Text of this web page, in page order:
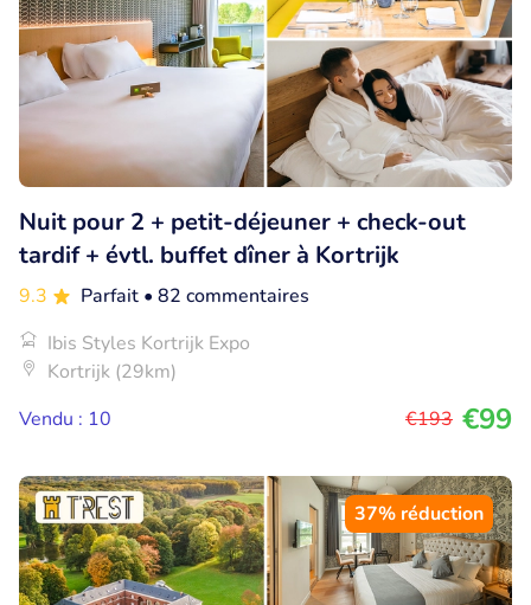
Nuit pour 2 + petit-déjeuner + check-out
tardif + évtl. buffet dîner à Kortrijk
9.3 Parfait • 82 commentaires
Ibis Styles Kortrijk Expo
Kortrijk (29km)
Vendu : 10
€193 €99
37% réduction